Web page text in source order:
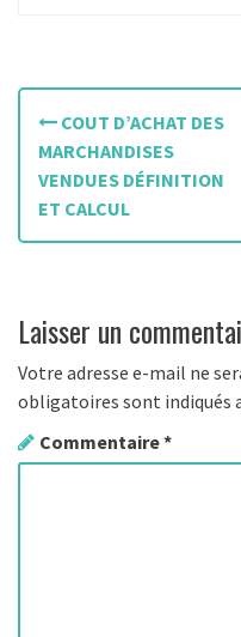
N
i
a
t
i
o
COUT D’ACHAT DES
MARCHANDISES
VENDUES DÉFINITION
ET CALCUL
Laisser un
Votre adresse e-mail ne
obligatoires sont indiqués
Commentaire*